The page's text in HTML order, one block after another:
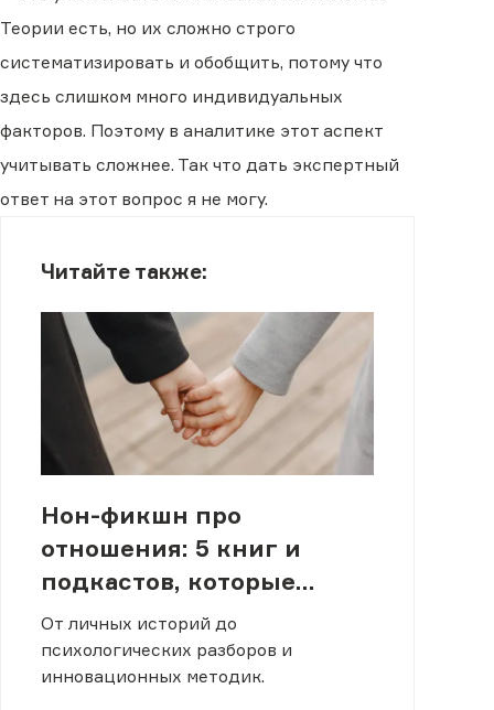
Теории есть, но их сложно строго
систематизировать и обобщить, потому что
здесь слишком много индивидуальных
факторов. Поэтому в аналитике этот аспект
учитывать сложнее. Так что дать экспертный
ответ на этот вопрос я не могу.
Читайте также:
Нон-фикшн про
отношения: 5 книг и
подкастов, которые
помогают лучше понять
себя и других
От личных историй до
психологических разборов и
инновационных методик.